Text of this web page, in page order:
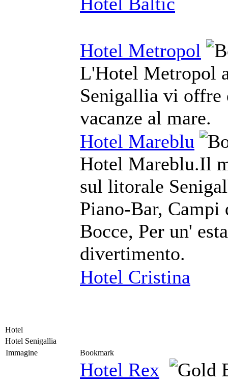
Hotel Metropol
L'Hotel Metropol
Senigallia vi
vacanze al mare.
Hotel Mareblu
Hotel Mareblu.Il
sul litorale
Piano-Bar, Campi
Bocce, Per un'
divertimento.
Hotel Cristina
Hotel
Hotel Senigallia
Immagine
Bookmark
Hotel Rex